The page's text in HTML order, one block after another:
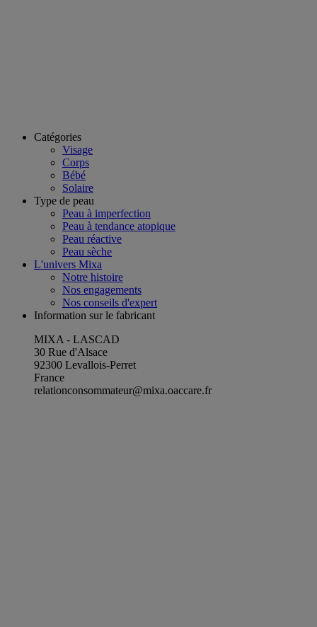
Catégories
Visage
Corps
Bébé
Solaire
Type de peau
Peau à imperfection
Peau à tendance atopique
Peau réactive
Peau sèche
L'univers Mixa
Notre histoire
Nos engagements
Nos conseils d'expert
Information sur le fabricant
MIXA - LASCAD
30 Rue d'Alsace
92300 Levallois-Perret
France
relationconsommateur@mixa.oaccare.fr